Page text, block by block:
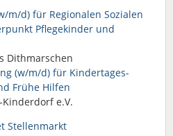
m/d) für Regionalen Sozialen
Pflegekinder und
Dithmarschen
(w/m/d) für Kindertages­
Frühe Hilfen
Kinderdorf e.V.
Stellenmarkt